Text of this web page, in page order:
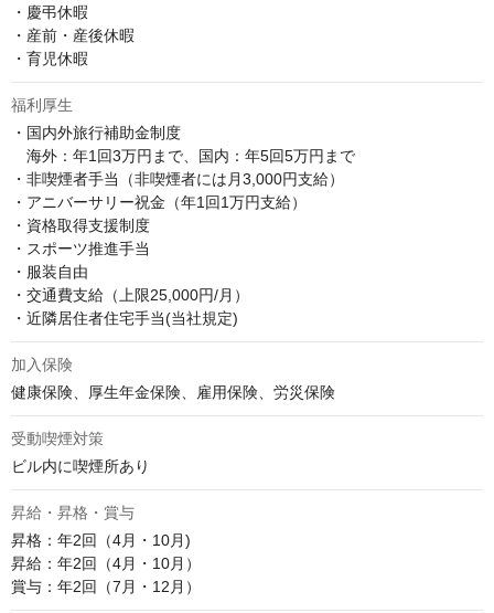
・慶弔休暇
・産前・産後休暇
・育児休暇
福利厚生
・国内外旅行補助金制度
海外：年1回3万円まで、国内：年5回5万円まで
・非喫煙者手当（非喫煙者には月3,000円支給）
・アニバーサリー祝金（年1回1万円支給）
・資格取得支援制度
・スポーツ推進手当
・服装自由
・交通費支給（上限25,000円/月）
・近隣居住者住宅手当(当社規定)
加入保険
健康保険、厚生年金保険、雇用保険、労災保険
受動喫煙対策
ビル内に喫煙所あり
昇給・昇格・賞与
昇格：年2回（4月・10月)
昇給：年2回（4月・10月）
賞与：年2回（7月・12月）